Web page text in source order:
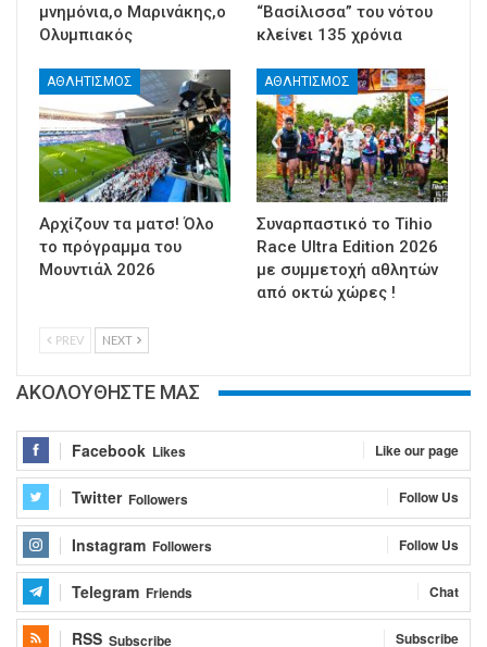
μνημόνια,ο Μαρινάκης,ο
Ολυμπιακός
“Βασίλισσα” του νότου
κλείνει 135 χρόνια
ΑΘΛΗΤΙΣΜΟΣ
Αρχίζουν τα ματσ! Όλο
το πρόγραμμα του
Μουντιάλ 2026
ΑΘΛΗΤΙΣΜΟΣ
Συναρπαστικό το Tihio
Race Ultra Edition 2026
με συμμετοχή αθλητών
από οκτώ χώρες !
PREV NEXT
ΑΚΟΛΟΥΘΗΣΤΕ ΜΑΣ
Facebook Likes Like our page
Twitter Followers Follow Us
Instagram Followers Follow Us
Telegram Friends Chat
RSS Subscribe Subscribe